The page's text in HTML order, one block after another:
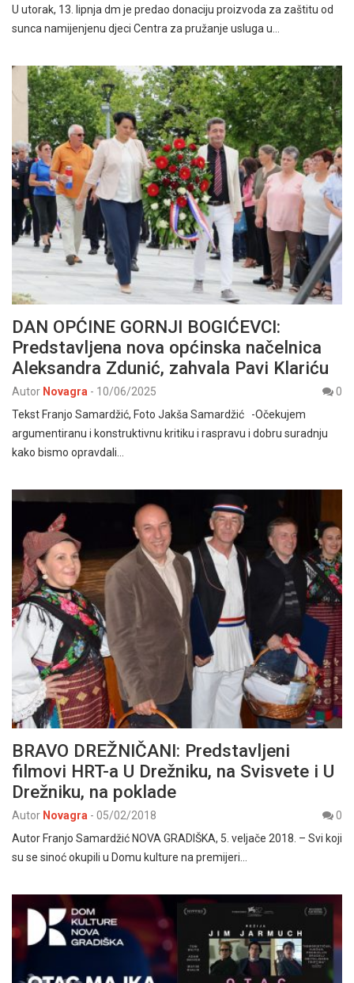
U utorak, 13. lipnja dm je predao donaciju proizvoda za zaštitu od
sunca namijenjenu djeci Centra za pružanje usluga u…
DAN OPĆINE GORNJI BOGIĆEVCI:
Predstavljena nova općinska načelnica
Aleksandra Zdunić, zahvala Pavi Klariću
Autor Novagra - 10/06/2025
0
Tekst Franjo Samardžić, Foto Jakša Samardžić -Očekujem
argumentiranu i konstruktivnu kritiku i raspravu i dobru suradnju
kako bismo opravdali…
BRAVO DREŽNIČANI: Predstavljeni
filmovi HRT-a U Drežniku, na Svisvete i U
Drežniku, na poklade
Autor Novagra - 05/02/2018
0
Autor Franjo Samardžić NOVA GRADIŠKA, 5. veljače 2018. – Svi koji
su se sinoć okupili u Domu kulture na premijeri…